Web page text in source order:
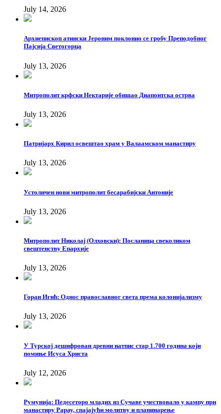
July 14, 2026
Архиепископ атински Јероним поклонио се гробу Преподобног
Пајсија Светогорца
July 13, 2026
Митрополит крфски Нектарије обишао Диапонтска острва
July 13, 2026
Патријарх Кирил освештао храм у Валаамском манастиру
July 13, 2026
Устоличен нови митрополит бесарабијски Антоније
July 13, 2026
Митрополит Николај (Олховски): Посланица свеколиком
свештенству Епархије
July 13, 2026
Горан Игић: Однос православног света према колонијализму
July 13, 2026
У Турској дешифрован древни натпис стар 1.700 година који
помиње Исуса Христа
July 12, 2026
Румунија: Педесеторо младих из Сучаве учествовало у кампу при
манастиру Рарау, спајајући молитву и планинарење